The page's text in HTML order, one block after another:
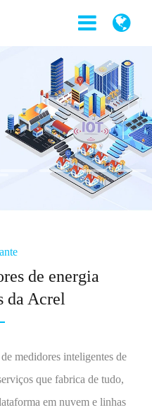
de energia
da Acrel
medidores inteligentes de
que fabrica de tudo,
em nuvem e linhas